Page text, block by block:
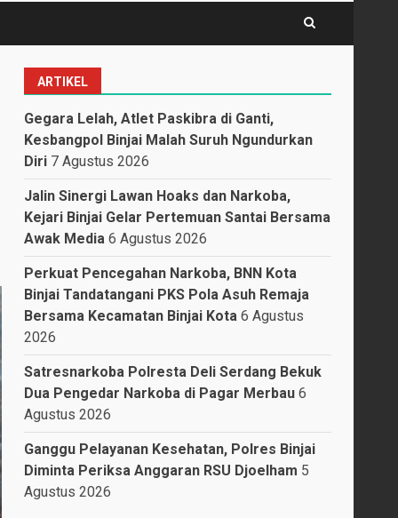
ARTIKEL
Gegara Lelah, Atlet Paskibra di Ganti,
Kesbangpol Binjai Malah Suruh Ngundurkan
Diri 7 Agustus 2026
Jalin Sinergi Lawan Hoaks dan Narkoba,
Kejari Binjai Gelar Pertemuan Santai Bersama
Awak Media 6 Agustus 2026
Perkuat Pencegahan Narkoba, BNN Kota
Binjai Tandatangani PKS Pola Asuh Remaja
Bersama Kecamatan Binjai Kota 6 Agustus
2026
Satresnarkoba Polresta Deli Serdang Bekuk
Dua Pengedar Narkoba di Pagar Merbau 6
Agustus 2026
Ganggu Pelayanan Kesehatan, Polres Binjai
Diminta Periksa Anggaran RSU Djoelham 5
Agustus 2026